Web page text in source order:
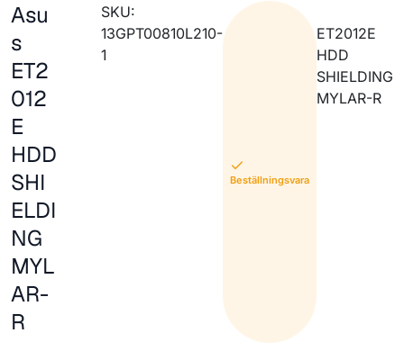
Asu
s
ET2
012
E
HDD
SHI
ELDI
NG
MYL
AR-
R
SKU:
13GPT00810L210-
1
Beställningsvara
ET2012E
HDD
SHIELDING
MYLAR-R